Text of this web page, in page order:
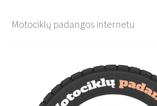
Motociklų padangos internetu